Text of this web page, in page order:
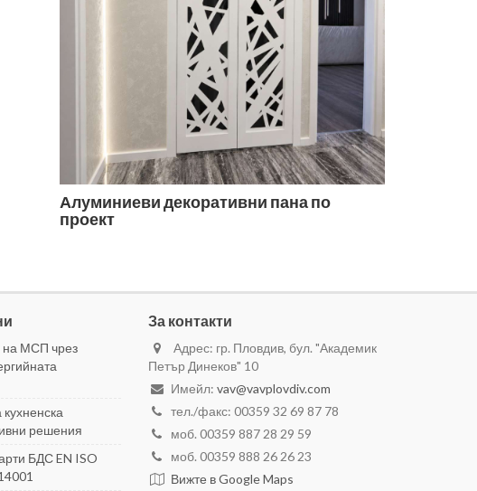
Алуминиеви декоративни пана по
проект
на МСП чрез
решения
БДС EN ISO
За контакти
Адрес: гр. Пловдив, бул. "Академик
Петър Динеков" 10
Имейл: vav@vavplovdiv.com
тел./факс: 00359 32 69 87 78
моб. 00359 887 28 29 59
моб. 00359 888 26 26 23
Вижте в Google Maps